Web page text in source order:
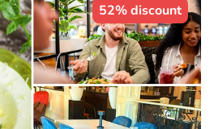
52% discount